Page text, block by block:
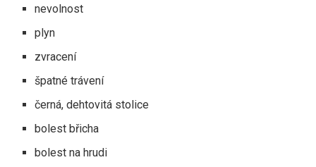
nevolnost
plyn
zvracení
špatné trávení
černá, dehtovitá stolice
bolest břicha
bolest na hrudi